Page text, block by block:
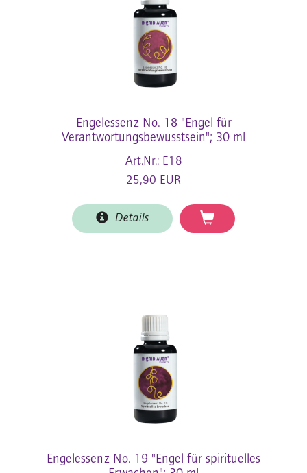
Engelessenz No. 18 "Engel für
Verantwortungsbewusstsein"; 30 ml
Art.Nr.: E18
25,90 EUR
Details
Engelessenz No. 19 "Engel für spirituelles